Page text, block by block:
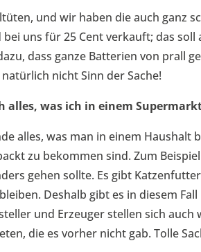
und wir haben die auch ganz
bei uns für 25 Cent verkauft; das
dass ganze Batterien von prall
nicht Sinn der Sache!
alles, was ich in einem
alles, was man in einem Haushalt
zu bekommen sind. Zum
gehen sollte. Es gibt
Deshalb gibt es in diesem
und Erzeuger stellen sich
die es vorher nicht gab. Tolle